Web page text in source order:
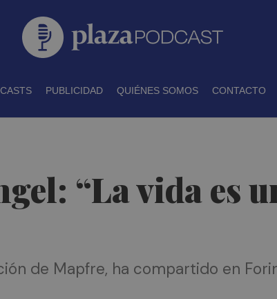
PUBLICIDAD QUIÉNES SOMOS CONTACTO
“La vida es
de Mapfre, ha compartido en